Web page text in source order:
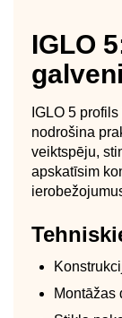
IGLO
IGLO 5
nodrošina
veiktspēju,
apskatīsim
Montāžas